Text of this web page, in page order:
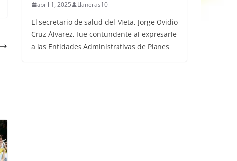
abril 1, 2025 Llaneras10
El secretario de salud del Meta, Jorge Ovidio
Cruz Álvarez, fue contundente al expresarle
a las Entidades Administrativas de Planes